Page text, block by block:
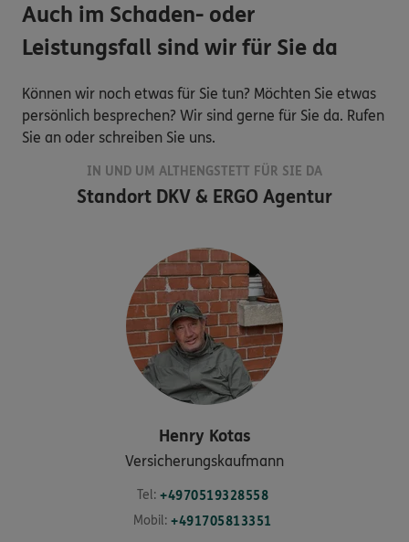
Auch im Schaden- oder
Leistungsfall sind wir für Sie da
Können wir noch etwas für Sie tun? Möchten Sie etwas
persönlich besprechen? Wir sind gerne für Sie da. Rufen
Sie an oder schreiben Sie uns.
IN UND UM ALTHENGSTETT FÜR SIE DA
Standort DKV & ERGO Agentur
Henry Kotas
Versicherungskaufmann
Tel: +4970519328558
Mobil: +491705813351